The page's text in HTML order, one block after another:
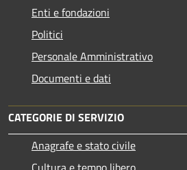
Enti e fondazioni
Politici
Personale Amministrativo
Documenti e dati
CATEGORIE DI SERVIZIO
Anagrafe e stato civile